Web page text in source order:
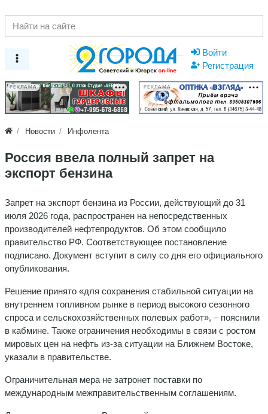
Войти
Регистрация
РЕКЛАМА РЕКЛАМА
Новости Инфолента
Россия ввела полный запрет на
экспорт бензина
Запрет на экспорт бензина из России, действующий до 31
июля 2026 года, распространен на непосредственных
производителей нефтепродуктов. Об этом сообщило
правительство РФ. Соответствующее постановление
подписано. Документ вступит в силу со дня его официального
опубликования.
Решение принято «для сохранения стабильной ситуации на
внутреннем топливном рынке в период высокого сезонного
спроса и сельскохозяйственных полевых работ», – пояснили
в кабмине. Также ограничения необходимы в связи с ростом
мировых цен на нефть из-за ситуации на Ближнем Востоке,
указали в правительстве.
Ограничительная мера не затронет поставки по
международным межправительственным соглашениям.